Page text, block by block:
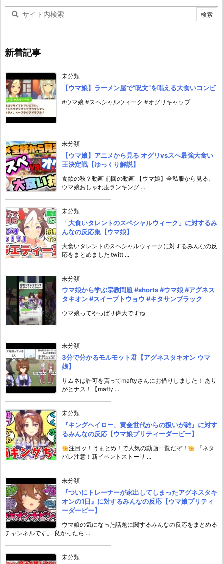
新着記事
未分類
【ウマ娘】ラーメン屋で”呪文”を唱える大食いコンビ
#ウマ娘 #スペシャルウィーク #オグリキャップ
未分類
【ウマ娘】アニメから見る オグリvsスぺ最強大食い
王決定戦【ゆっくり解説】
食欲の秋？動画 前回の動画 【ウマ娘】全私服から見る、
ウマ娘おしゃれ度ランキング ...
未分類
「大食いタレントのスペシャルウィーク」に対するみ
んなの反応集【ウマ娘】
大食いタレントのスペシャルウィークに対するみんなの反
応をまとめました twitt ...
未分類
ウマ娘から学ぶ宗教問題 #shorts #ウマ娘 #アグネス
タキオン #スイープトウョウ #キタサンブラック
ウマ娘ってやっぱり偉大ですね
未分類
3分で分かるモルモット君【アグネスタキオン ウマ
娘】
サムネは許可を貰ってmaftyさんにお借りしました！ あり
がとナス！【mafty ...
未分類
『キングヘイロー、黄金世代からの扱いが雑』に対す
るみんなの反応【ウマ娘プリティーダービー】
注目ッ！うまとめ！で人気の動画一覧だぞ！
『ネタ
バレ注意！新イベントストーリ ...
未分類
『ついにトレーナーが家出してしまったアグネスタキ
オンの1日』に対するみんなの反応【ウマ娘プリティ
ーダービー】
ウマ娘の気になった話題に関するみんなの反応をまとめる
チャンネルです。 良かったら ...
未分類